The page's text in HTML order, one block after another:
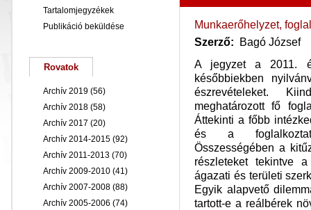
Munkaerőhelyzet,
Szerző: Bagó József
A jegyzet a 2011.
későbbiekben
észrevételeket.
meghatározott fő
Áttekinti a főbb
és a
Összességében a
részleteket tekintve a
ágazati és területi
Egyik alapvető
tartott-e a reálbérek
Tartalomjegyzékek
Publikáció beküldése
Rovatok
Archív 2019 (56)
Archív 2018 (58)
Archív 2017 (20)
Archív 2014-2015 (92)
Archív 2011-2013 (70)
Archív 2009-2010 (41)
Archív 2007-2008 (88)
Archív 2005-2006 (74)